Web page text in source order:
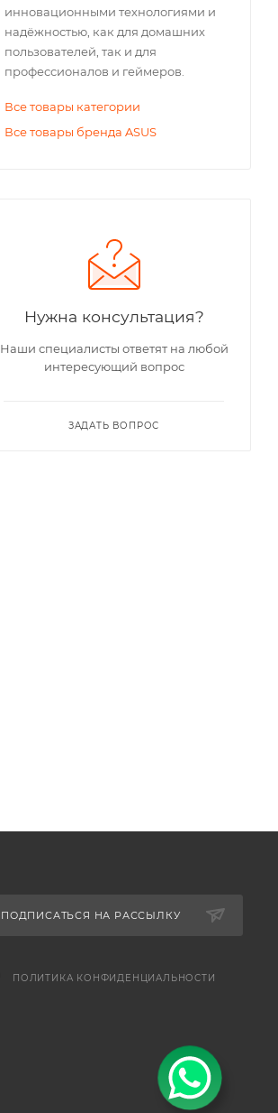
инновационными технологиями и
надёжностью, как для домашних
пользователей, так и для
профессионалов и геймеров.
Все товары категории
Все товары бренда ASUS
Нужна консультация?
Наши специалисты ответят на любой
интересующий вопрос
ЗАДАТЬ ВОПРОС
ПОДПИСАТЬСЯ НА РАССЫЛКУ
ПОЛИТИКА КОНФИДЕНЦИАЛЬНОСТИ